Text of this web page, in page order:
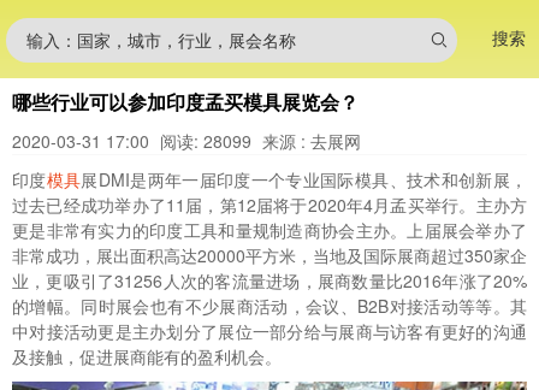
输入：国家，城市，行业，展会名称 搜索
哪些行业可以参加印度孟买模具展览会？
2020-03-31 17:00 阅读: 28099 来源 : 去展网
印度模具展DMI是两年一届印度一个专业国际模具、技术和创新展，
过去已经成功举办了11届，第12届将于2020年4月孟买举行。主办方
更是非常有实力的印度工具和量规制造商协会主办。上届展会举办了
非常成功，展出面积高达20000平方米，当地及国际展商超过350家企
业，更吸引了31256人次的客流量进场，展商数量比2016年涨了20%
的增幅。同时展会也有不少展商活动，会议、B2B对接活动等等。其
中对接活动更是主办划分了展位一部分给与展商与访客有更好的沟通
及接触，促进展商能有的盈利机会。